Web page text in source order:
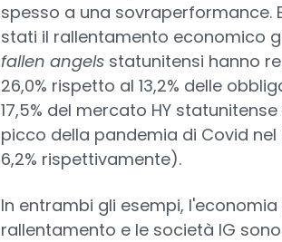
spesso a una sovraperformance.
stati il rallentamento economico
fallen angelsstatunitensi hanno
26,0% rispetto al 13,2% delle
17,5% del mercato HY
picco della pandemia di Covid nel
6,2% rispettivamente).
In entrambi gli esempi,
rallentamento e le società IG